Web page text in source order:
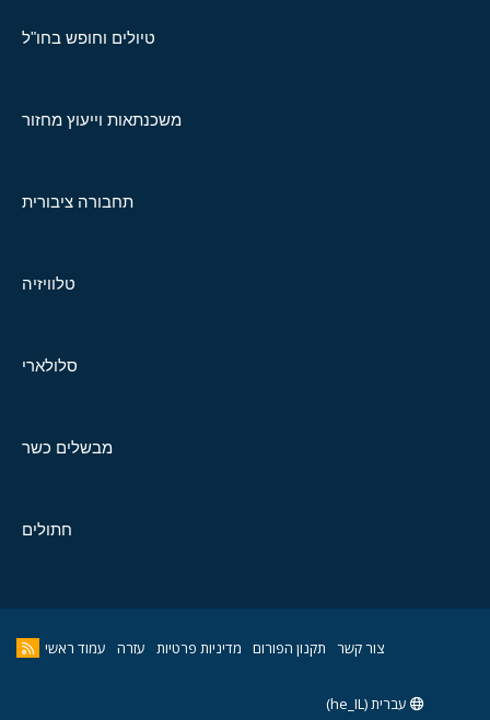
טיולים וחופש בחו"ל
משכנתאות וייעוץ מחזור
תחבורה ציבורית
טלוויזיה
סלולארי
מבשלים כשר
חתולים
צור קשר תקנון הפורום מדיניות פרטיות עזרה עמוד ראשי
עברית (he_IL)